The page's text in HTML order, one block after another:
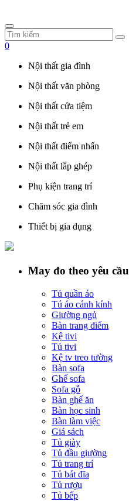
0
Nội thất gia đình
Nội thất văn phòng
Nội thất cửa tiệm
Nội thất trẻ em
Nội thất điểm nhấn
Nội thất lắp ghép
Phụ kiện trang trí
Chăm sóc gia đình
Thiết bị gia dụng
May đo theo yêu cầu
Tủ quần áo
Tú áo cánh kính
Giường ngủ
Bàn trang điểm
Kệ tivi
Tủ tivi
Kệ tv treo tường
Bàn sofa
Ghế sofa
Sofa gỗ
Bàn ghế ăn
Bàn học sinh
Bàn làm việc
Giá sách
Tủ giày
Tủ đầu giường
Tủ trang trí
Tủ bát đĩa
Tủ rượu
Tủ bếp